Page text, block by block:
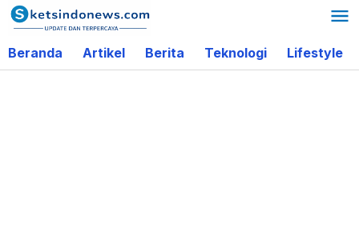
Lewati
ke
konten
Beranda Artikel Berita Teknologi Lifestyle